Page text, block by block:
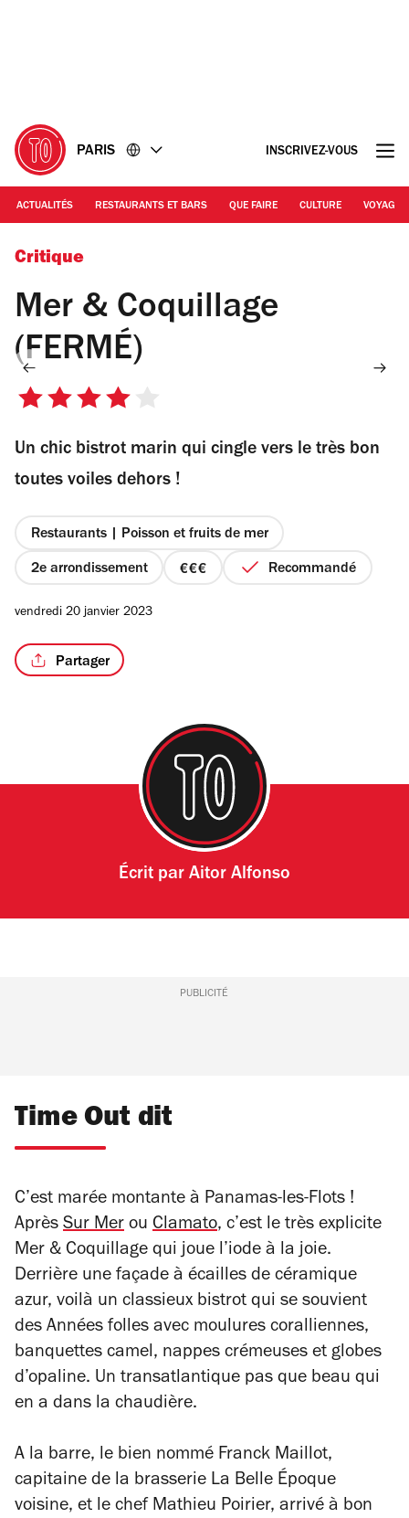
PARIS INSCRIVEZ-VOUS
ACTUALITÉS RESTAURANTS ET BARS QUE FAIRE CULTURE VOYAGE
© Ilya Kagan
Critique
Mer & Coquillage
(FERMÉ)
4
5
étoiles
Un chic bistrot marin qui cingle vers le très bon
toutes voiles dehors !
Restaurants | Poisson et fruits de mer
2e arrondissement
prix
Recommandé
vendredi 20 janvier 2023
Partager
Écrit par Aitor Alfonso
PUBLICITÉ
Time Out dit
C’est marée montante à Panamas-les-Flots !
Après Sur Mer ou Clamato, c’est le très explicite
Mer & Coquillage qui joue l’iode à la joie.
Derrière une façade à écailles de céramique
azur, voilà un classieux bistrot qui se souvient
des Années folles avec moulures coralliennes,
banquettes camel, nappes crémeuses et globes
d’opaline. Un transatlantique pas que beau qui
en a dans la chaudière.
A la barre, le bien nommé Franck Maillot,
capitaine de la brasserie La Belle Époque
voisine, et le chef Mathieu Poirier, arrivé à bon